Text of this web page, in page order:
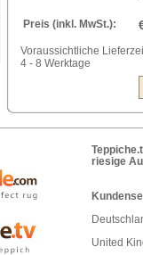
Preis (inkl. MwSt.):
Voraussichtliche
4 - 8 Werktage
riesige
United